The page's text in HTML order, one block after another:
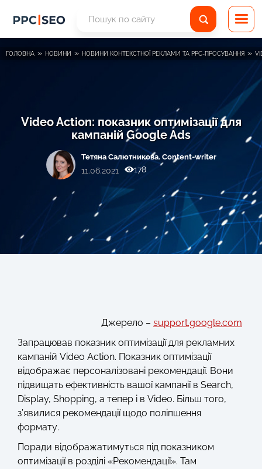
ГОЛОВНА » НОВИНИ » НОВИНИ КОНТЕКСТНОЇ РЕКЛАМИ ТА PPC-ПРОСУВАННЯ »
Video Action: показник оптимізації для
кампаній Google Ads
Тетяна Салютникова. Content-writer
11.06.2021 178
Джерело – support.google.com
Запрацював показник оптимізації для рекламних
кампаній Video Action. Показник оптимізації
відображає персоналізовані рекомендації. Вони
підвищать ефективність вашої кампанії в Search,
Display, Shopping, а тепер і в Video. Більш того,
з’явилися рекомендації щодо поліпшення
формату.
Поради відображатимуться під показником
оптимізації в розділі «Рекомендації». Там